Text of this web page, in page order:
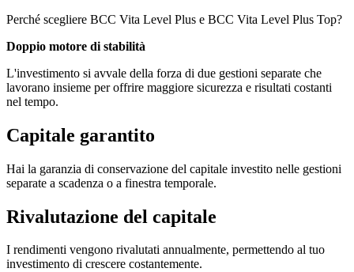
Perché scegliere BCC Vita Level Plus e BCC Vita Level Plus Top?
Doppio motore di stabilità
L'investimento si avvale della forza di due gestioni separate che
lavorano insieme per offrire maggiore sicurezza e risultati costanti
nel tempo.
Capitale garantito
Hai la garanzia di conservazione del capitale investito nelle gestioni
separate a scadenza o a finestra temporale.
Rivalutazione del capitale
I rendimenti vengono rivalutati annualmente, permettendo al tuo
investimento di crescere costantemente.